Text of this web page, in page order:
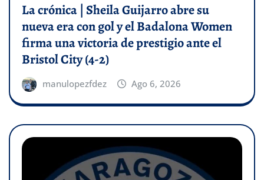
La crónica | Sheila Guijarro abre su
nueva era con gol y el Badalona Women
firma una victoria de prestigio ante el
Bristol City (4-2)
manulopezfdez Ago 6, 2026